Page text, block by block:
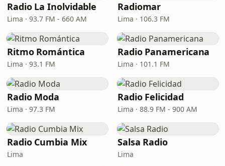
Radio La Inolvidable
Lima · 93.7 FM - 660 AM
Radiomar
Lima · 106.3 FM
Ritmo Romántica
Lima · 93.1 FM
Radio Panamericana
Lima · 101.1 FM
Radio Moda
Lima · 97.3 FM
Radio Felicidad
Lima · 88.9 FM - 900 AM
Radio Cumbia Mix
Lima
Salsa Radio
Lima